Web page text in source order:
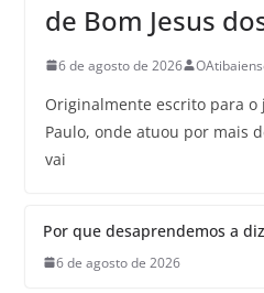
de Bom Jesus
6 de agosto de 2026
Originalmente escrito para o
Paulo, onde atuou por mais
vai
Por que desaprendemos a
6 de agosto de 2026